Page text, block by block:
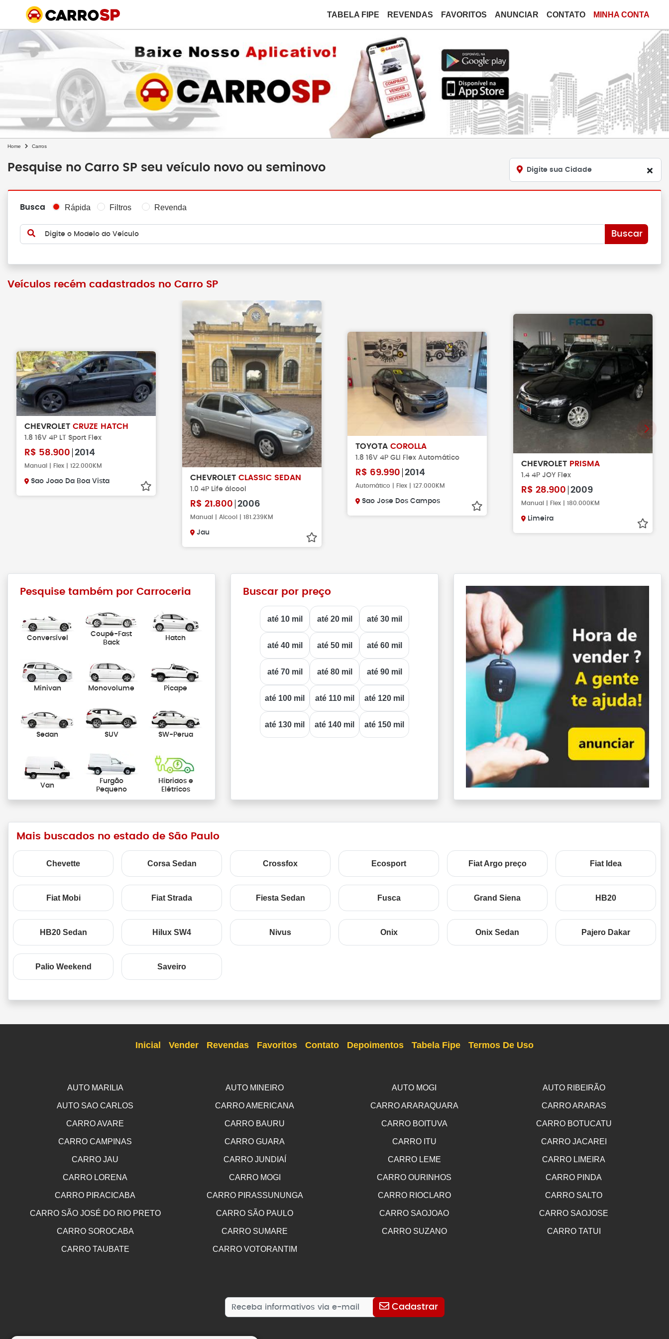
TABELA FIPE REVENDAS FAVORITOS ANUNCIAR CONTATO MINHA CONTA
Home Carros
Pesquise no Carro SP seu veículo novo ou seminovo Digite sua Cidade
Busca Rápida Filtros Revenda
Digite o Modelo do Veículo Buscar
Veículos recém cadastrados no Carro SP
CHEVROLETCRUZE HATCH
1.8 16V 4P LT Sport Flex
R$ 58.900 2014
Manual | Flex | 122.000KM
Sao Joao Da Boa Vista CHEVROLET CLASSIC SEDAN
1.0 4P Life álcool
R$ 21.800 2006
Manual | Alcool | 181.239KM
Jau
TOYOTACOROLLA
1.8 16V 4P GLI Flex Automático
R$ 69.990 2014
Automático | Flex | 127.000KM
Sao Jose Dos Campos
CHEVROLET PRISMA
1.4 4P JOY Flex
R$ 28.900 2009
Manual | Flex | 180.000KM
Limeira
Pesquise também por Carroceria
Conversível
Coupé-Fast
Back
Hatch
Minivan Monovolume Picape
Sedan SUV SW-Perua
Van
Furgão
Pequeno
Híbridos e
Elétricos
Buscar por preço
até 10 mil até 20 mil até 30 mil
até 40 mil até 50 mil até 60 mil
até 70 mil até 80 mil até 90 mil
até 100 mil até 110 mil até 120 mil
até 130 mil até 140 mil até 150 mil
Mais buscados no estado de São Paulo
Chevette Corsa Sedan Crossfox Ecosport Fiat Argo preço Fiat Idea
Fiat Mobi Fiat Strada Fiesta Sedan Fusca Grand Siena HB20
HB20 Sedan Hilux SW4 Nivus Onix Onix Sedan Pajero Dakar
Palio Weekend Saveiro
Inicial Vender Revendas Favoritos Contato Depoimentos Tabela Fipe Termos De Uso
AUTO MARILIA AUTO MINEIRO AUTO MOGI AUTO RIBEIRÃO
AUTO SAO CARLOS CARRO AMERICANA CARRO ARARAQUARA CARRO ARARAS
CARRO AVARE CARRO BAURU CARRO BOITUVA CARRO BOTUCATU
CARRO CAMPINAS CARRO GUARA CARRO ITU CARRO JACAREI
CARRO JAU CARRO JUNDIAÍ CARRO LEME CARRO LIMEIRA
CARRO LORENA CARRO MOGI CARRO OURINHOS CARRO PINDA
CARRO PIRACICABA CARRO PIRASSUNUNGA CARRO RIOCLARO CARRO SALTO
CARRO SÃO JOSÉ DO RIO PRETO CARRO SÃO PAULO CARRO SAOJOAO CARRO SAOJOSE
CARRO SOROCABA CARRO SUMARE CARRO SUZANO CARRO TATUI
CARRO TAUBATE CARRO VOTORANTIM
Cadastrar